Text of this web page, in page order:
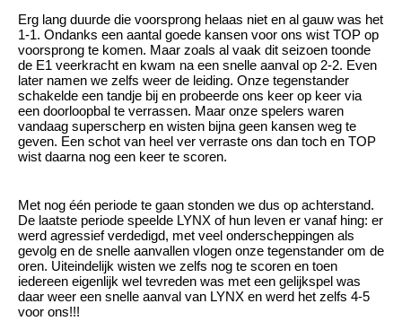
Erg lang duurde die voorsprong helaas niet en al gauw was het
1-1. Ondanks een aantal goede kansen voor ons wist TOP op
voorsprong te komen. Maar zoals al vaak dit seizoen toonde
de E1 veerkracht en kwam na een snelle aanval op 2-2. Even
later namen we zelfs weer de leiding. Onze tegenstander
schakelde een tandje bij en probeerde ons keer op keer via
een doorloopbal te verrassen. Maar onze spelers waren
vandaag superscherp en wisten bijna geen kansen weg te
geven. Een schot van heel ver verraste ons dan toch en TOP
wist daarna nog een keer te scoren.
Met nog één periode te gaan stonden we dus op achterstand.
De laatste periode speelde LYNX of hun leven er vanaf hing: er
werd agressief verdedigd, met veel onderscheppingen als
gevolg en de snelle aanvallen vlogen onze tegenstander om de
oren. Uiteindelijk wisten we zelfs nog te scoren en toen
iedereen eigenlijk wel tevreden was met een gelijkspel was
daar weer een snelle aanval van LYNX en werd het zelfs 4-5
voor ons!!!